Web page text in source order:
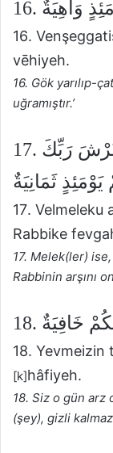
وَاهِيَةٌ
16.
vēhiyeh.
16. Gök yarılıp-
uğramıştır.’
17. وَالْمَلَكُ عَلَى أَرْجَائِهَا وَيَحْمِلُ عَرْشَ رَبِّكَ
ثَمَانِيَةٌ
17. Velmeleku
Rabbike
17. Melek(ler)
Rabbinin arşını
خَافِيَةٌ
18. Yevmeizin
[k]hâfiyeh.
18. Siz o gün
(şey), gizli